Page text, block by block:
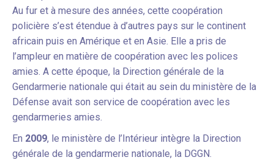
Au fur et à mesure des années, cette coopération
policière s’est étendue à d’autres pays sur le continent
africain puis en Amérique et en Asie. Elle a pris de
l’ampleur en matière de coopération avec les polices
amies. A cette époque, la Direction générale de la
Gendarmerie nationale qui était au sein du ministère de la
Défense avait son service de coopération avec les
gendarmeries amies.
En 2009, le ministère de l’Intérieur intègre la Direction
générale de la gendarmerie nationale, la DGGN.